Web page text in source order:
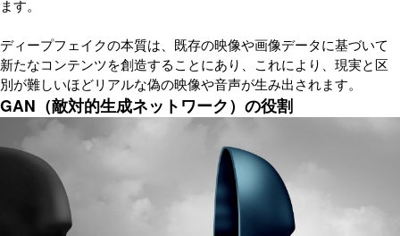
ます。
ディープフェイクの本質は、既存の映像や画像データに基づいて
新たなコンテンツを創造することにあり、これにより、現実と区
別が難しいほどリアルな偽の映像や音声が生み出されます。
GAN（敵対的生成ネットワーク）の役割